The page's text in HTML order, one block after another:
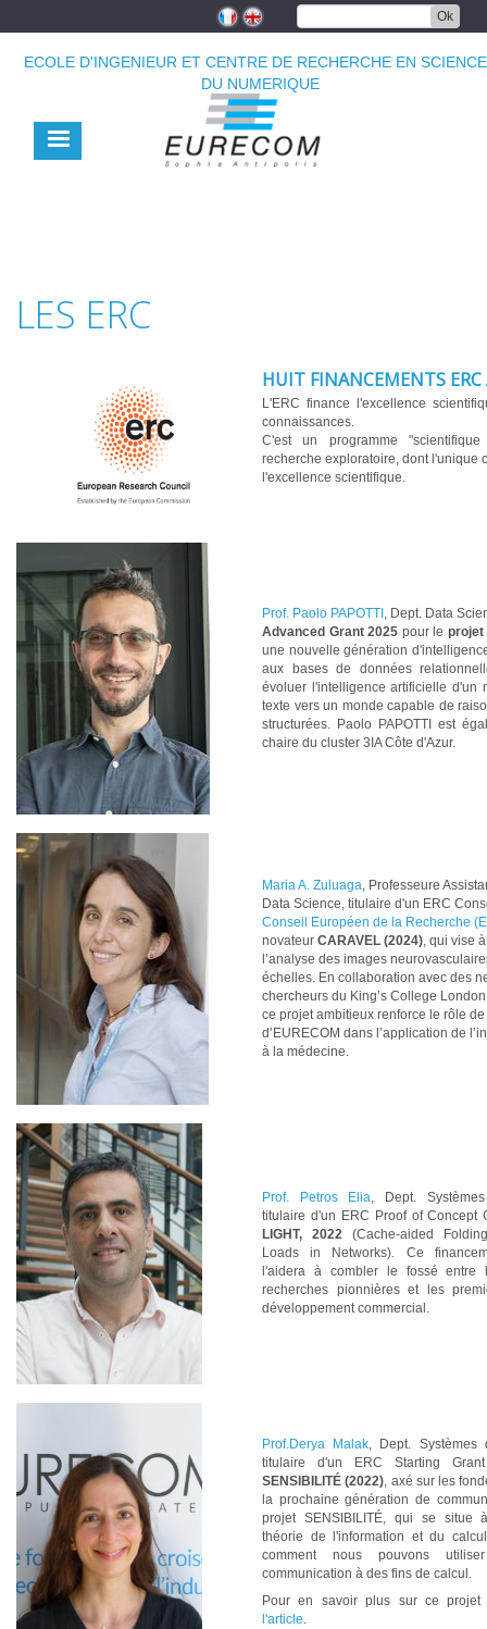
principal
Ok
ECOLE D'INGENIEUR ET CENTRE DE RECHERCHE EN
DU NUMERIQUE
LES ERC
HUIT FINANCEMENTS ERC
L'ERC finance l'excellence
connaissances.
C'est un programme
recherche exploratoire, dont l'unique
l'excellence scientifique.
Prof. Paolo PAPOTTI, Dept. Data
Advanced Grant 2025 pour le projet
une nouvelle génération
aux bases de données
évoluer l'intelligence artificielle d'un
texte vers un monde capable de
structurées. Paolo PAPOTTI est
chaire du cluster 3IA Côte d'Azur.
Maria A. Zuluaga, Professeure
Data Science, titulaire d'un ERC
Conseil Européen de la Recherche
novateur CARAVEL (2024), qui vise
l’analyse des images
échelles. En collaboration avec des
chercheurs du King’s College
ce projet ambitieux renforce le rôle
d’EURECOM dans l’application de
à la médecine.
Prof. Petros Elia, Dept.
titulaire d'un ERC Proof of Concept
LIGHT, 2022 (Cache-aided
Loads in Networks). Ce
l'aidera à combler le fossé entre
recherches pionnières et les
développement commercial.
Prof.Derya Malak, Dept. Systèmes
titulaire d'un ERC Starting
SENSIBILITÉ (2022), axé sur les
la prochaine génération de
projet SENSIBILITÉ, qui se situe
théorie de l'information et du
comment nous pouvons
communication à des fins de calcul.
Pour en savoir plus sur ce
l'article.